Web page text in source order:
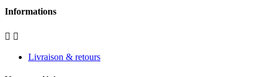
Informations
 
Livraison & retours